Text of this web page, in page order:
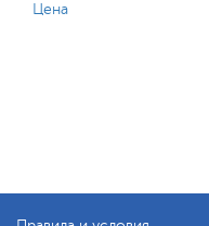
Цена